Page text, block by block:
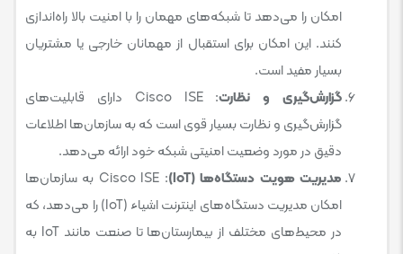
امکان را می‌دهد تا شبکه‌های مهمان را با امنیت بالا راه‌اندازی
کنند. این امکان برای استقبال از مهمانان خارجی یا مشتریان
بسیار مفید است.
گزارش‌گیری و نظارت
: Cisco ISE دارای قابلیت‌های
گزارش‌گیری و نظارت بسیار قوی است که به سازمان‌ها اطلاعات
دقیق در مورد وضعیت امنیتی شبکه خود ارائه می‌دهد.
مدیریت هویت دستگاه‌ها (IoT)
: Cisco ISE به سازمان‌ها
امکان مدیریت دستگاه‌های اینترنت اشیاء (IoT) را می‌دهد، که
در محیط‌های مختلف از بیمارستان‌ها تا صنعت مانند IoT به